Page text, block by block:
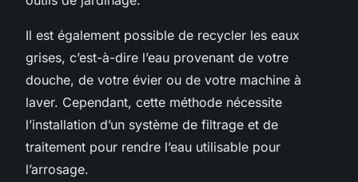
Il est également possible de recycler les eaux
grises, c’est-à-dire l’eau provenant de votre
douche, de votre évier ou de votre machine à
laver. Cependant, cette méthode nécessite
l’installation d’un système de filtrage et de
traitement pour rendre l’eau utilisable pour
l’arrosage.